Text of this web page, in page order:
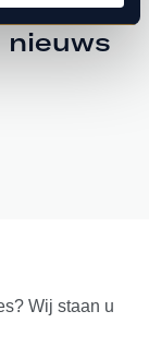
Wij staan u